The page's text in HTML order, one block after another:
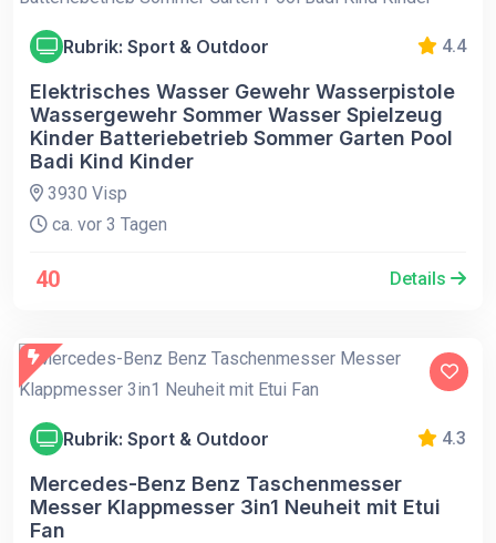
Rubrik: Sport & Outdoor 4.4
Elektrisches Wasser Gewehr Wasserpistole
Wassergewehr Sommer Wasser Spielzeug
Kinder Batteriebetrieb Sommer Garten Pool
Badi Kind Kinder
3930 Visp
ca. vor 3 Tagen
40 Details
Rubrik: Sport & Outdoor 4.3
Mercedes-Benz Benz Taschenmesser
Messer Klappmesser 3in1 Neuheit mit Etui
Fan